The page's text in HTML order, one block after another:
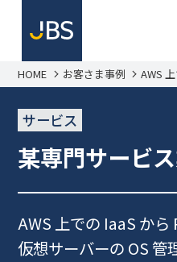
HOME お客さま事例 AWS
某専門
サービス
某専門サービ
AWS 上での IaaS か
仮想サーバーの OS 管